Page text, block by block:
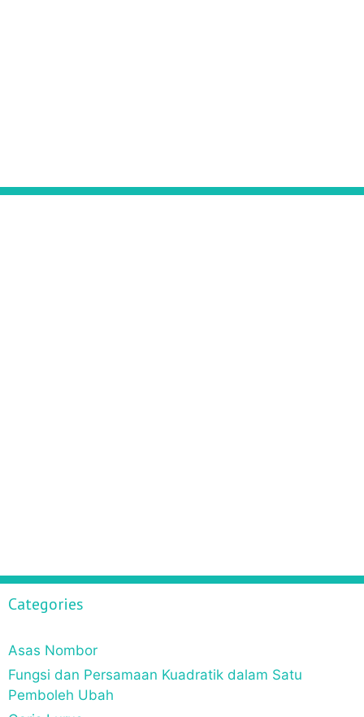
Categories
Asas Nombor
Fungsi dan Persamaan Kuadratik dalam Satu
Pemboleh Ubah